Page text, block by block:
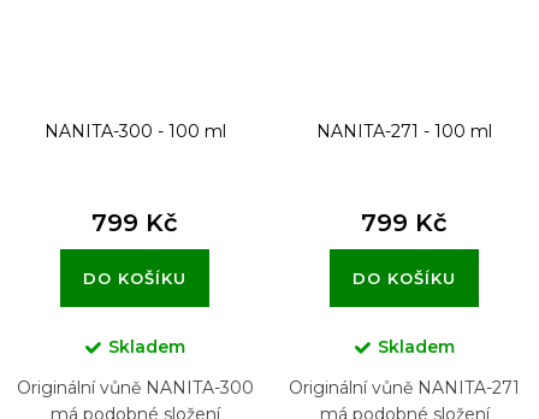
NANITA-300 - 100 ml
799 Kč
DO KOŠÍKU
Skladem
Originální vůně NANITA-300
má podobné složení
NANITA-271 - 100 ml
799 Kč
DO KOŠÍKU
Skladem
Originální vůně NANITA-271
má podobné složení